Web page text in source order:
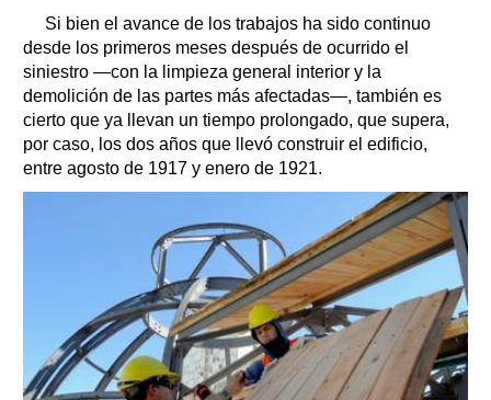
Si bien el avance de los trabajos ha sido continuo
desde los primeros meses después de ocurrido el
siniestro —con la limpieza general interior y la
demolición de las partes más afectadas—, también es
cierto que ya llevan un tiempo prolongado, que supera,
por caso, los dos años que llevó construir el edificio,
entre agosto de 1917 y enero de 1921.